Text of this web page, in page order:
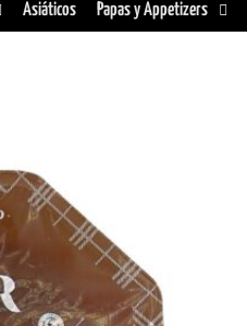
Asiáticos Papas y Appetizers